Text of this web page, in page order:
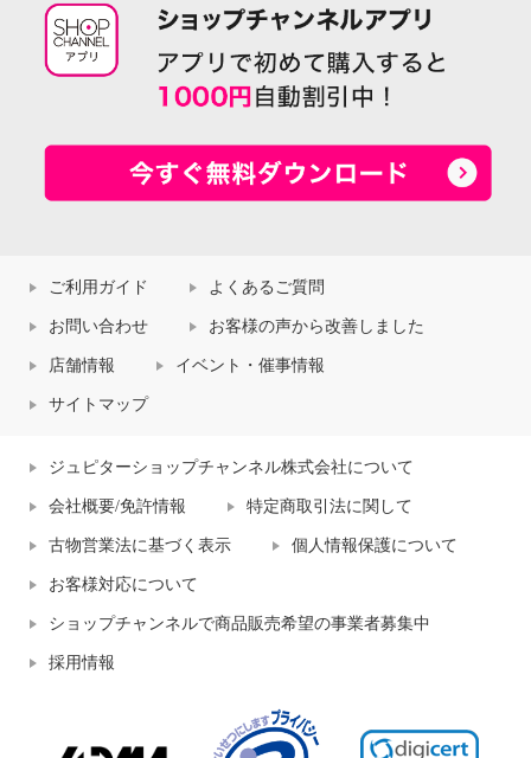
ご利用ガイド よくあるご質問
お問い合わせ お客様の声から改善しました
店舗情報 イベント・催事情報
サイトマップ
ジュピターショップチャンネル株式会社について
会社概要/免許情報 特定商取引法に関して
古物営業法に基づく表示 個人情報保護について
お客様対応について
ショップチャンネルで商品販売希望の事業者募集中
採用情報